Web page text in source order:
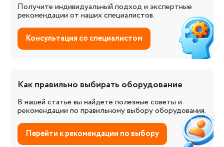
Получите индивидуальный подход и экспертные
рекомендации от наших специалистов.
Консультация со специалистом
Как правильно выбирать оборудование
В нашей статье вы найдете полезные советы и
рекомендации по правильному выбору оборудования.
Перейти к рекомендации по выбору